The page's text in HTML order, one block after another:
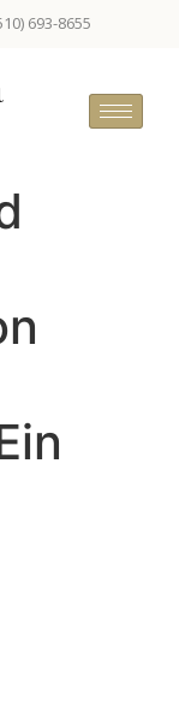
693-8655